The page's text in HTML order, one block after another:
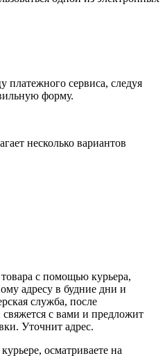
платежного сервиса, следуя
форму.
несколько вариантов
с помощью курьера,
адресу в будние дни и
служба, после
свяжется с вами и предложит
Уточнит адрес.
осматриваете на